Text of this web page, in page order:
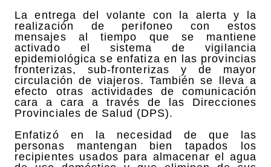
La entrega del volante con la alerta y la
realización de perifoneo con estos
mensajes al tiempo que se mantiene
activado el sistema de vigilancia
epidemiológica se enfatiza en las provincias
fronterizas, sub-fronterizas y de mayor
circulación de viajeros. También se lleva a
efecto otras actividades de comunicación
cara a cara a través de las Direcciones
Provinciales de Salud (DPS).
Enfatizó en la necesidad de que las
personas mantengan bien tapados los
recipientes usados para almacenar el agua